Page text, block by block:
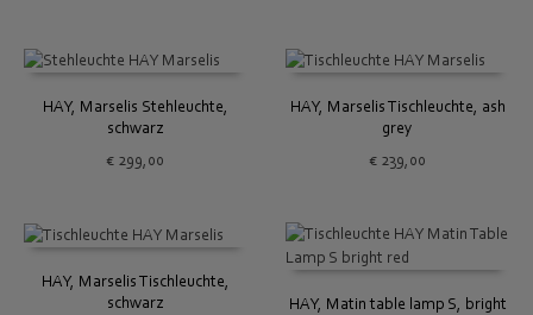
HAY, Marselis Stehleuchte,
schwarz
€ 299,00
HAY, Marselis Tischleuchte, ash
grey
€ 239,00
HAY, Marselis Tischleuchte,
schwarz
HAY, Matin table lamp S, bright